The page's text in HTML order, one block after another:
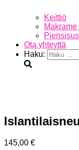
Keittiö
Ota yhteyttä
Haku:
145,00 €